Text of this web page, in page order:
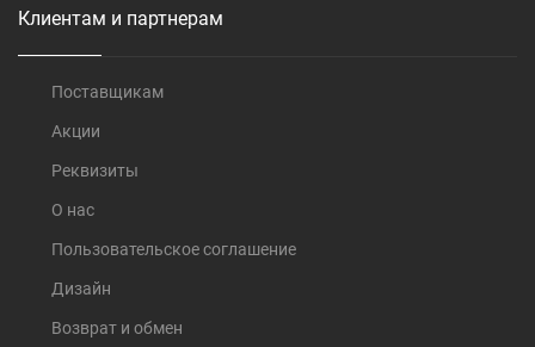
Клиентам и партнерам
Поставщикам
Акции
Реквизиты
О нас
Пользовательское соглашение
Дизайн
Возврат и обмен